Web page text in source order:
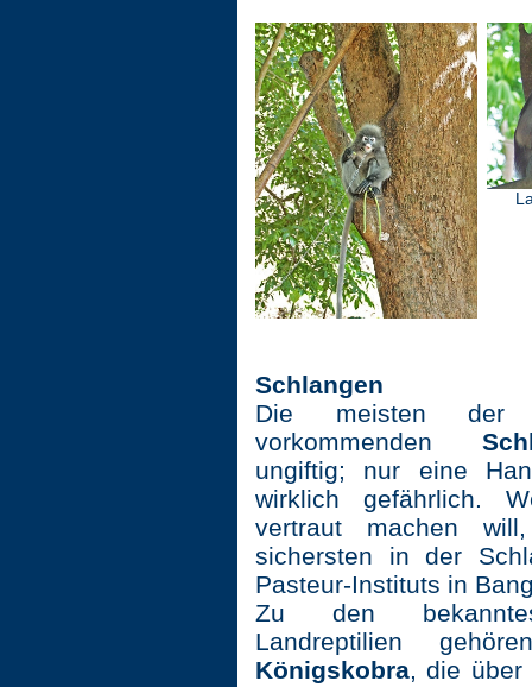
Schlangen
Die meisten der
vorkommenden
ungiftig; nur eine
wirklich gefährlich.
vertraut machen
sichersten in der
Pasteur-Instituts in
Zu den
Landreptilien
Königskobra, die über